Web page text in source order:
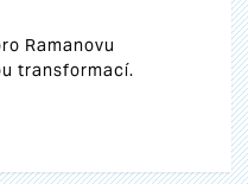
Ramanovu
transformací.